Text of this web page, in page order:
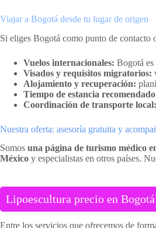
Viajar a Bogotá desde tu lugar de origen
Si eliges Bogotá como punto de contacto
Vuelos internacionales: Bogotá es
Visados y requisitos migratorios:
Alojamiento y recuperación:
Tiempo de estancia
Coordinación de transporte local:
Nuestra oferta: asesoría gratuita y
Somos una página de turismo médico
México y especialistas en otros países.
Lipoescultura precio en
Entre los servicios que ofrecemos de